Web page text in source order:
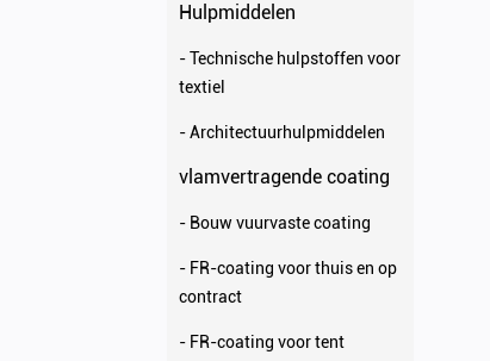
Hulpmiddelen
- Technische hulpstoffen voor
textiel
- Architectuurhulpmiddelen
vlamvertragende coating
- Bouw vuurvaste coating
- FR-coating voor thuis en op
contract
- FR-coating voor tent